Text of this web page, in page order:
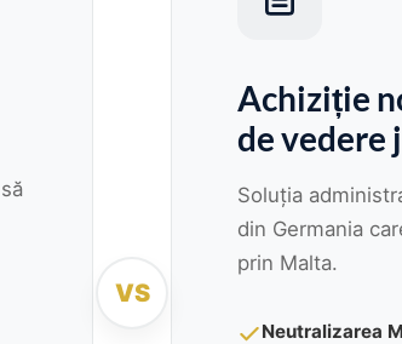
VS
Achiziție
de vedere
Soluția
din Germania
prin Malta.
Neutralizarea